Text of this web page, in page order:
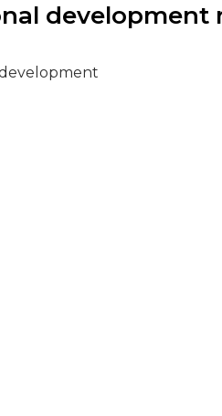
development